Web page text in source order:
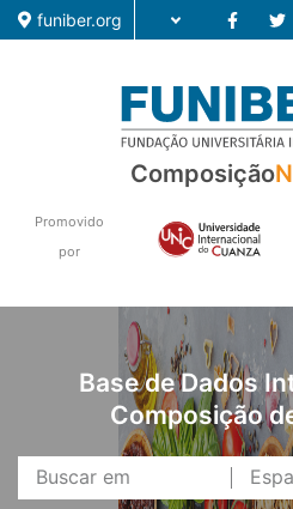
funiber.org
Pesquisa
Composição
Promovido
por
Base de Dados
Composição